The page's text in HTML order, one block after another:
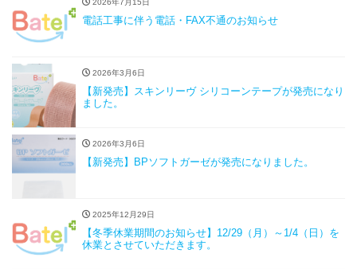
2026年7月15日
電話工事に伴う電話・FAX不通のお知らせ
2026年3月6日
【新発売】スキンリーヴ シリコーンテープが発売になり
ました。
2026年3月6日
【新発売】BPソフトガーゼが発売になりました。
2025年12月29日
【冬季休業期間のお知らせ】12/29（月）～1/4（日）を
休業とさせていただきます。